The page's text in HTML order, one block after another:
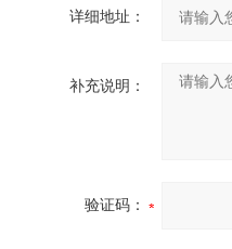
详细地址：
补充说明：
验证码：